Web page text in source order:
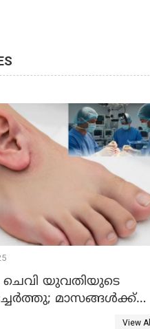
യുവതിയുടെ
മാസങ്ങൾക്ക്
തുന്നിച്ചേർത്തുView All